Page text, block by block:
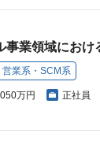
事業領域におけ
営業系・SCM系
万円 正社員